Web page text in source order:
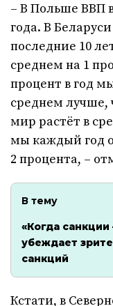
– В Польше ВВП
года. В
последние 10
среднем на 1
процент в год
среднем лучше,
мир растёт в
мы каждый год
2 процента, –
В тему
«Когда
убеждает
санкций
Кстати, в